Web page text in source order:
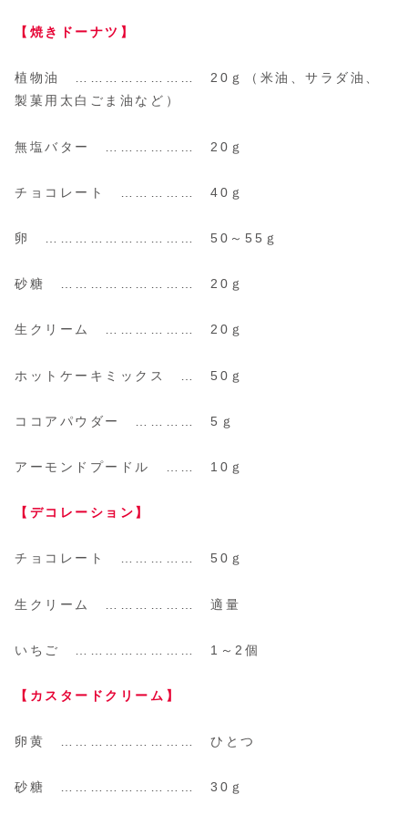
【焼きドーナツ】
植物油 …………………… 20ｇ（米油、サラダ油、
製菓用太白ごま油など）
無塩バター ……………… 20ｇ
チョコレート …………… 40ｇ
卵 ………………………… 50～55ｇ
砂糖 ……………………… 20ｇ
生クリーム ……………… 20ｇ
ホットケーキミックス … 50ｇ
ココアパウダー ………… 5ｇ
アーモンドプードル …… 10ｇ
【デコレーション】
チョコレート …………… 50ｇ
生クリーム ……………… 適量
いちご …………………… 1～2個
【カスタードクリーム】
卵黄 ……………………… ひとつ
砂糖 ……………………… 30ｇ